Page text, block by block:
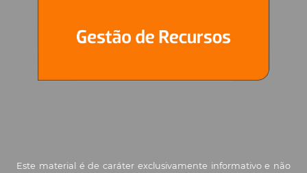
Novembro/22
Este material é de caráter exclusivamente informativo e não